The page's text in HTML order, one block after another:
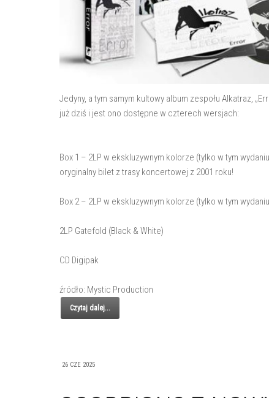
Jedyny, a tym samym kultowy album zespołu Alkatraz,
już dziś i jest ono dostępne w czterech wersjach:
Box 1 – 2LP w ekskluzywnym kolorze (tylko w tym
oryginalny bilet z trasy koncertowej z 2001 roku!
Box 2 – 2LP w ekskluzywnym kolorze (tylko w tym
2LP Gatefold (Black & White)
CD Digipak
źródło: Mystic Production
Czytaj dalej...
26 CZE 2025